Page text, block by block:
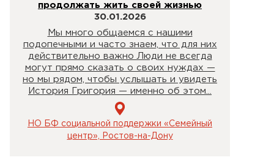
продолжать жить своей жизнью
30.01.2026
Мы много общаемся с нашими
подопечными и часто знаем, что для них
действительно важно Люди не всегда
могут прямо сказать о своих нуждах —
но мы рядом, чтобы услышать и увидеть
История Григория — именно об этом...
НО БФ социальной поддержки «Семейный
центр», Ростов-на-Дону